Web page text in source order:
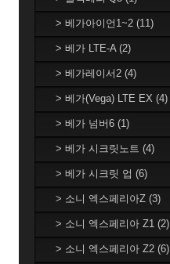
> 베가아이언1~2 (11)
> 베가 LTE-A (2)
> 베가레이서2 (4)
> 베가(Vega) LTE EX (4)
> 베가 넘버6 (1)
> 베가 시크릿노트 (4)
> 베가 시크릿 업 (6)
> 소니 엑스페리아Z (3)
> 소니 엑스페리아 Z1 (2)
> 소니 엑스페리아 Z2 (6)